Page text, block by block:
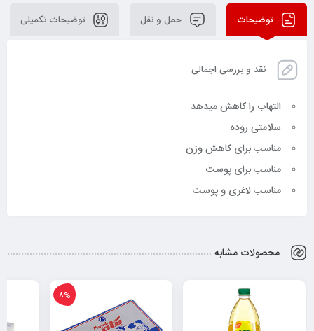
توضیحات حمل و نقل توضیحات تکمیلی
نقد و بررسی اجمالی
التهاب را کاهش میدهد
سلامتی روده
مناسب برای کاهش وزن
مناسب برای پوست
مناسب لاغری و پوست
محصولات مشابه
8%